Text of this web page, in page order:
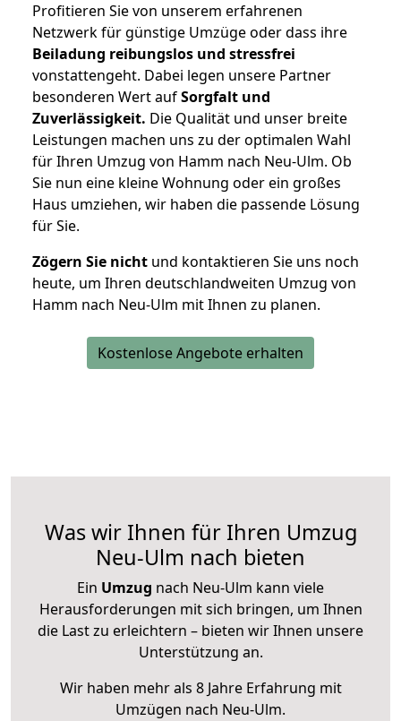
Profitieren Sie von unserem erfahrenen
Netzwerk für günstige Umzüge oder dass ihre
Beiladung reibungslos und stressfrei
vonstattengeht. Dabei legen unsere Partner
besonderen Wert aufSorgfalt und
Zuverlässigkeit. Die Qualität und unser breite
Leistungen machen uns zu der optimalen Wahl
für Ihren Umzug von Hamm nach Neu-Ulm. Ob
Sie nun eine kleine Wohnung oder ein großes
Haus umziehen, wir haben die passende Lösung
für Sie.
Zögern Sie nicht und kontaktieren Sie uns noch
heute, um Ihren deutschlandweiten Umzug von
Hamm nach Neu-Ulm mit Ihnen zu planen.
Kostenlose Angebote erhalten
Was wir Ihnen für Ihren Umzug
Neu-Ulm nach bieten
Ein Umzug nach Neu-Ulm kann viele
Herausforderungen mit sich bringen, um Ihnen
die Last zu erleichtern – bieten wir Ihnen unsere
Unterstützung an.
Wir haben mehr als 8 Jahre Erfahrung mit
Umzügen nach Neu-Ulm.